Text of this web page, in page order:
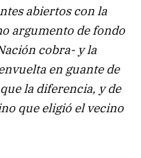
abiertos con la
argumento de fondo
cobra- y la
en guante de
la diferencia, y de
que eligió el vecino